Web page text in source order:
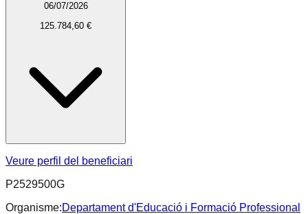
06/07/2026
125.784,60 €
Veure perfil del beneficiari
P2529500G
Organisme:Departament d'Educació i Formació Professional